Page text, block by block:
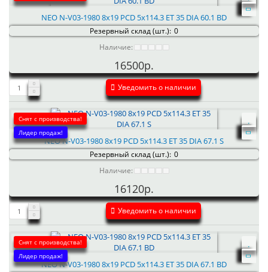
NEO N-V03-1980 8x19 PCD 5x114.3 ET 35 DIA 60.1 BD
Резервный склад (шт.): 0
Наличие:
16500р.
Уведомить о наличии
Снят с производства!
Лидер продаж!
NEO N-V03-1980 8x19 PCD 5x114.3 ET 35 DIA 67.1 S
Резервный склад (шт.): 0
Наличие:
16120р.
Уведомить о наличии
Снят с производства!
Лидер продаж!
NEO N-V03-1980 8x19 PCD 5x114.3 ET 35 DIA 67.1 BD